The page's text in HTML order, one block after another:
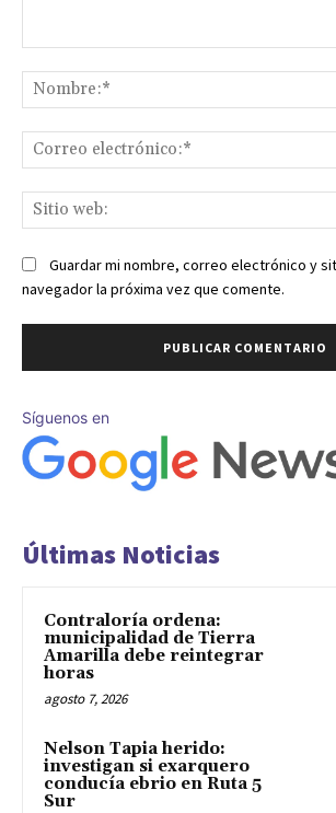
Guardar mi nombre, correo electrónico y
navegador la próxima vez que comente.
Síguenos en
Últimas Noticias
Contraloría ordena:
municipalidad de Tierra
Amarilla debe reintegrar
horas
agosto 7, 2026
Nelson Tapia herido:
investigan si exarquero
conducía ebrio en Ruta 5
Sur